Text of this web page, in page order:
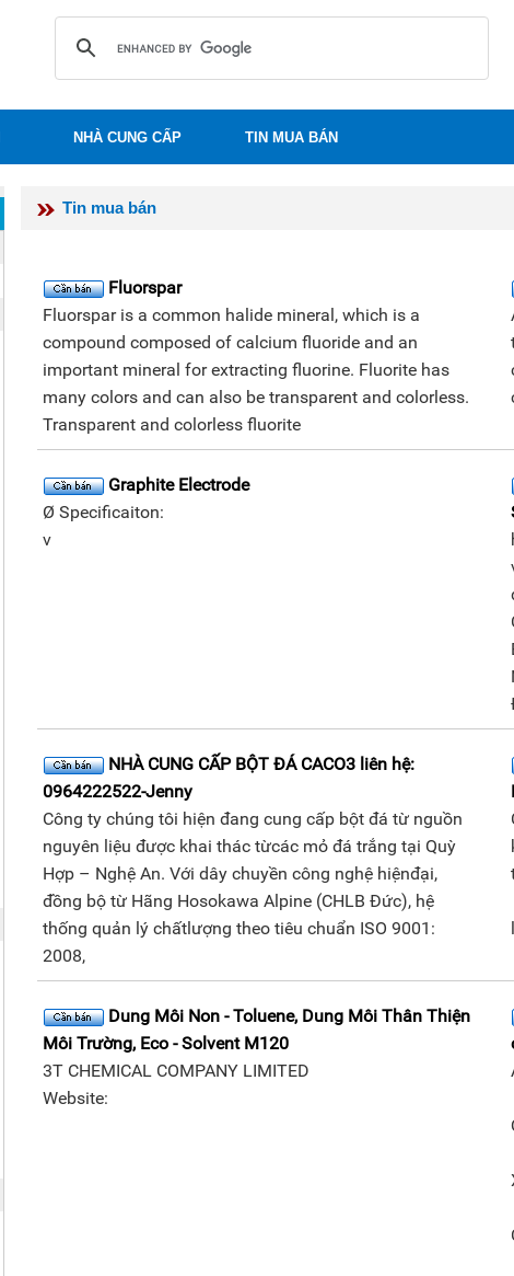
NHÀ CUNG CẤP TIN MUA BÁN
Tin mua bán
Fluorspar
Fluorspar is a common halide mineral, which is a
compound composed of calcium fluoride and an
important mineral for extracting fluorine. Fluorite has
many colors and can also be transparent and colorless.
Transparent and colorless fluorite
Graphite Electrode
Ø Specificaiton:
v
NHÀ CUNG CẤP BỘT ĐÁ CACO3 liên hệ:
0964222522-Jenny
Công ty chúng tôi hiện đang cung cấp bột đá từ nguồn
nguyên liệu được khai thác từcác mỏ đá trắng tại Quỳ
Hợp – Nghệ An. Với dây chuyền công nghệ hiệnđại,
đồng bộ từ Hãng Hosokawa Alpine (CHLB Đức), hệ
thống quản lý chấtlượng theo tiêu chuẩn ISO 9001:
2008,
Dung Môi Non - Toluene, Dung Môi Thân Thiện
Môi Trường, Eco - Solvent M120
3T CHEMICAL COMPANY LIMITED
Website: